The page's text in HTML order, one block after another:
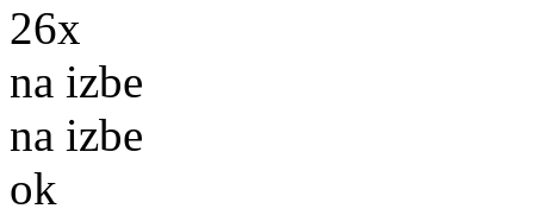
26x
na izbe
na izbe
ok